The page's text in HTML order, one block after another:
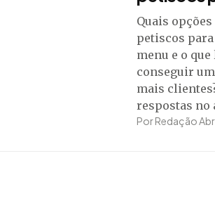
Quais
petiscos
menu e o
conseguir
mais
respostas no
Por Redação